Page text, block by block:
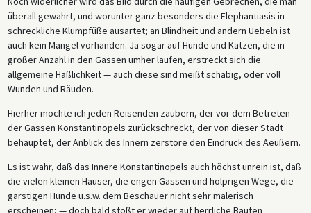
überall gewahrt, und worunter ganz besonders die Elephantiasis in
schreckliche Klumpfüße ausartet; an Blindheit und andern Uebeln ist
auch kein Mangel vorhanden. Ja sogar auf Hunde und Katzen, die in
großer Anzahl in den Gassen umher laufen, erstreckt sich die
allgemeine Häßlichkeit — auch diese sind meißt schäbig, oder voll
Wunden und Räuden.
Hierher möchte ich jeden Reisenden zaubern, der vor dem Betreten
der Gassen Konstantinopels zurückschreckt, der von dieser Stadt
behauptet, der Anblick des Innern zerstöre den Eindruck des Aeußern.
Es ist wahr, daß das Innere Konstantinopels auch höchst unrein ist, daß
die vielen kleinen Häuser, die engen Gassen und holprigen Wege, die
garstigen Hunde u.s.w. dem Beschauer nicht sehr malerisch
erscheinen; — doch bald stößt er wieder auf herrliche Bauten